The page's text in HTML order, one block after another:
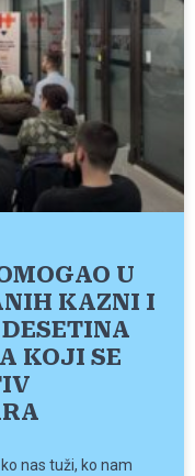
U
KAZNI I
KOJI SE
nas tuži, ko nam